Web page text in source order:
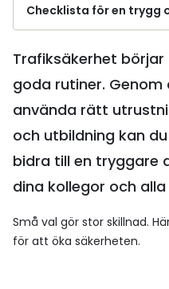
Checklista för en trygg
Trafiksäkerhet
goda rutiner.
använda rätt
och utbildning kan
bidra till en tryggare
dina kollegor och
Små val gör stor skillnad.
för att öka säkerheten.